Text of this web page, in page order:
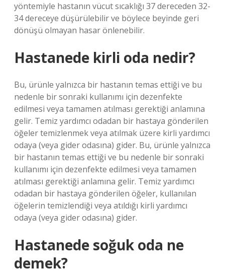
yöntemiyle hastanın vücut sıcaklığı 37 dereceden 32-
34 dereceye düşürülebilir ve böylece beyinde geri
dönüşü olmayan hasar önlenebilir.
Hastanede kirli oda nedir?
Bu, ürünle yalnızca bir hastanın temas ettiği ve bu
nedenle bir sonraki kullanımı için dezenfekte
edilmesi veya tamamen atılması gerektiği anlamına
gelir. Temiz yardımcı odadan bir hastaya gönderilen
öğeler temizlenmek veya atılmak üzere kirli yardımcı
odaya (veya gider odasına) gider. Bu, ürünle yalnızca
bir hastanın temas ettiği ve bu nedenle bir sonraki
kullanımı için dezenfekte edilmesi veya tamamen
atılması gerektiği anlamına gelir. Temiz yardımcı
odadan bir hastaya gönderilen öğeler, kullanılan
öğelerin temizlendiği veya atıldığı kirli yardımcı
odaya (veya gider odasına) gider.
Hastanede soğuk oda ne
demek?